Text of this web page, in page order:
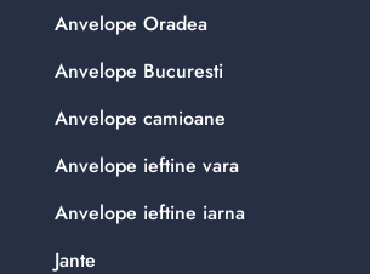
Anvelope Oradea
Anvelope Bucuresti
Anvelope camioane
Anvelope ieftine vara
Anvelope ieftine iarna
Jante